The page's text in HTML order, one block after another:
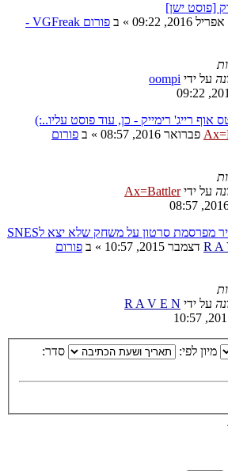
[פוסט ישן]
» ב
פורום VGFreak -
על ידי oompi
רייג' רימייק - כן, עוד פוסט עליו..:)
» ב פורום
על ידיAx=Battler
R A » ב פורום
על ידי R A V E N
מיון לפי: סדר: